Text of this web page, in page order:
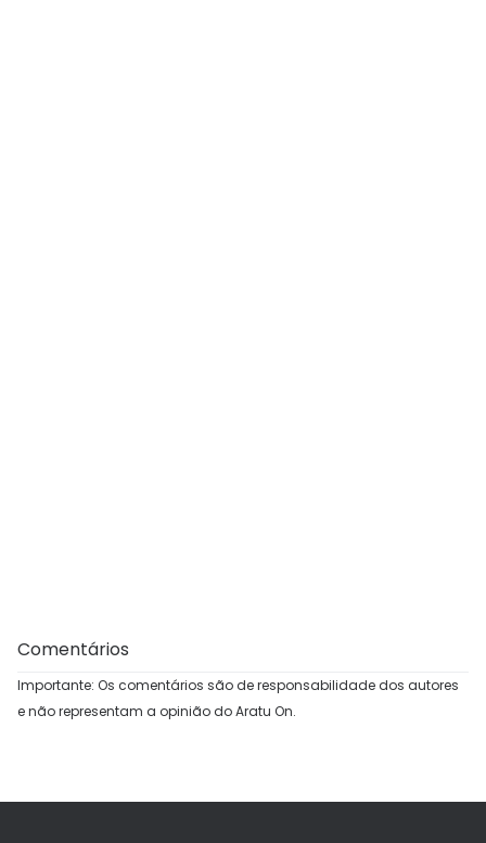
Comentários
Importante: Os comentários são de responsabilidade dos autores
e não representam a opinião do Aratu On.